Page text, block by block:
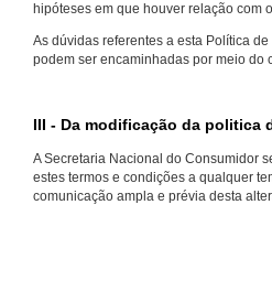
hipóteses em que houver relação com
As dúvidas referentes a esta Política
podem ser encaminhadas por meio do
III - Da modificação da politica
A Secretaria Nacional do Consumidor
estes termos e condições a qualquer
comunicação ampla e prévia desta